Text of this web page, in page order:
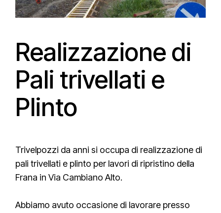
Realizzazione di
Pali trivellati e
Plinto
Trivelpozzi da anni si occupa di realizzazione di
pali trivellati e plinto per lavori di ripristino della
Frana in Via Cambiano Alto.
Abbiamo avuto occasione di lavorare presso